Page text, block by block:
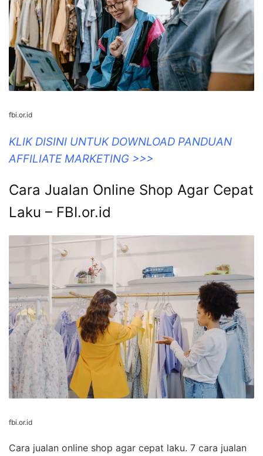
fbi.or.id
KLIK DISINI UNTUK DOWNLOAD PANDUAN
AFFILIATE MARKETING >>>
Cara Jualan Online Shop Agar Cepat
Laku – FBI.or.id
fbi.or.id
Cara jualan online shop agar cepat laku. 7 cara jualan